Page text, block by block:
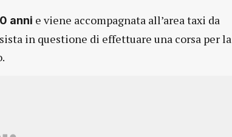
anni e viene accompagnata all’area taxi da
in questione di effettuare una corsa per la